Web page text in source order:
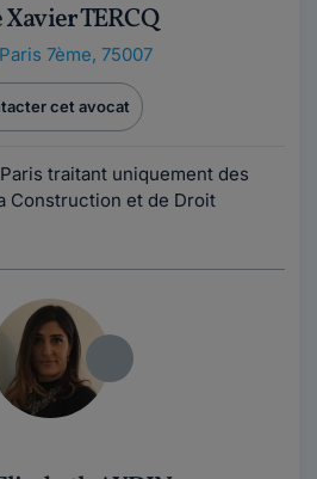
TERCQ
Paris 7ème, 75007
cet avocat
traitant uniquement des
Construction et de Droit